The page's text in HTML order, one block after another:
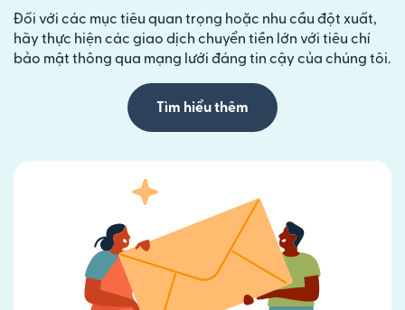
Đối với các mục tiêu quan trọng hoặc nhu cầu đột xuất,
hãy thực hiện các giao dịch chuyển tiền lớn với tiêu chí
bảo mật thông qua mạng lưới đáng tin cậy của chúng tôi.
Tìm hiểu thêm